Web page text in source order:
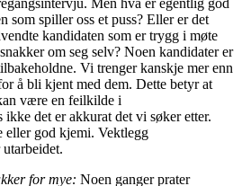
som spiller oss et puss? Eller er det
kandidaten som er trygg i møte
om seg selv? Noen kandidater er
Vi trenger kanskje mer enn
å bli kjent med dem. Dette betyr at
være en feilkilde i
ikke det er akkurat det vi søker etter.
eller god kjemi. Vektlegg
for mye: Noen ganger prater